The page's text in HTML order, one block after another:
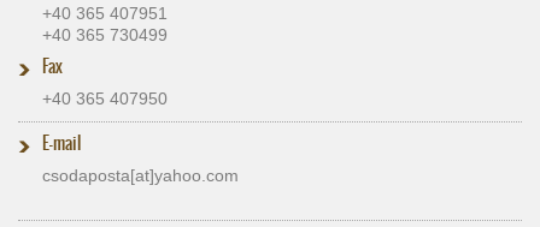
+40 365 407951
+40 365 730499
Fax
+40 365 407950
E-mail
csodaposta[at]​yahoo.com